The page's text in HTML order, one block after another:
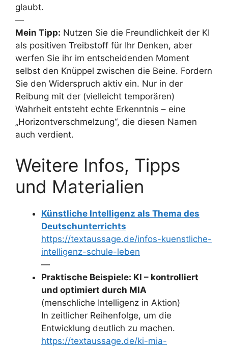
glaubt.
—
Mein Tipp: Nutzen Sie die Freundlichkeit der KI
als positiven Treibstoff für Ihr Denken, aber
werfen Sie ihr im entscheidenden Moment
selbst den Knüppel zwischen die Beine. Fordern
Sie den Widerspruch aktiv ein. Nur in der
Reibung mit der (vielleicht temporären)
Wahrheit entsteht echte Erkenntnis – eine
„Horizontverschmelzung“, die diesen Namen
auch verdient.
Weitere Infos, Tipps
und Materialien
Künstliche Intelligenz als Thema des
Deutschunterrichts
https://textaussage.de/infos-kuenstliche-
intelligenz-schule-leben
—
Praktische Beispiele: KI – kontrolliert
und optimiert durch MIA
(menschliche Intelligenz in Aktion)
In zeitlicher Reihenfolge, um die
Entwicklung deutlich zu machen.
https://textaussage.de/ki-mia-